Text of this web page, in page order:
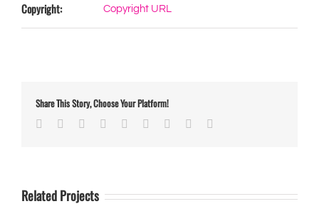
Copyright: Copyright URL
Share This Story, Choose Your Platform!
Facebook
TwitterLinkedin
Reddit TumblrGoogle+Pinterest
Related Projects